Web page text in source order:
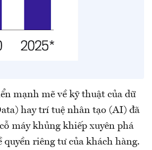
mạnh mẽ về kỹ thuật của dữ
hay trí tuệ nhân tạo (AI) đã
máy khủng khiếp xuyên phá
quyền riêng tư của khách hàng.